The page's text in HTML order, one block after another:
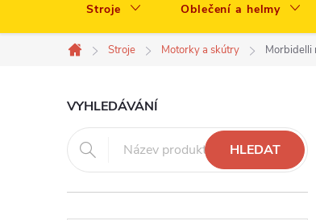
Stroje Oblečení a helmy
Domů
Stroje Motorky a skútry Morbidelli
P
o
s
VYHLEDÁVÁNÍ
HLEDAT